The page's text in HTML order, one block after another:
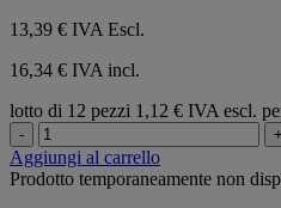
13,39 € IVA Escl.
16,34 € IVA incl.
lotto di 12 pezzi 1,12 € IVA escl.
- +
Aggiungi al carrello
Prodotto temporaneamente non